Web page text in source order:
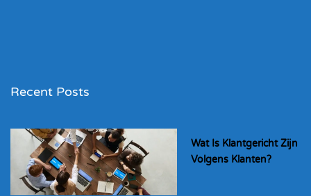
Recent Posts
Wat Is Klantgericht Zijn
Volgens Klanten?